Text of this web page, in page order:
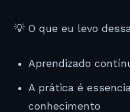
💡 O que eu levo
Aprendizado
A prática é
conhecimento